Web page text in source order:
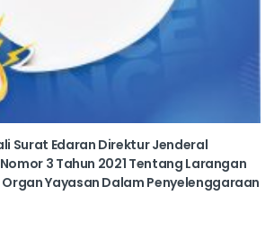
Surat Edaran Direktur Jenderal
3 Tahun 2021 Tentang Larangan
Yayasan Dalam Penyelenggaraan